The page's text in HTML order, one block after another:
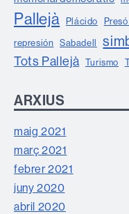
Pallejà Plácido
represión Sabadell
Tots Pallejà Turismo
ARXIUS
maig 2021
març 2021
febrer 2021
juny 2020
abril 2020